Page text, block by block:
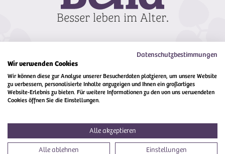
Kontakt Impressum Compliance
106
Datenschutzbestimmungen
Wir verwenden Cookies
Wir können diese zur Analyse unserer Besucherdaten platzieren, um unsere Website
zu verbessern, personalisierte Inhalte anzuzeigen und Ihnen ein großartiges
Website-Erlebnis zu bieten. Für weitere Informationen zu den von uns verwendeten
Cookies öffnen Sie die Einstellungen.
Alle akzeptieren
Alle ablehnen Einstellungen